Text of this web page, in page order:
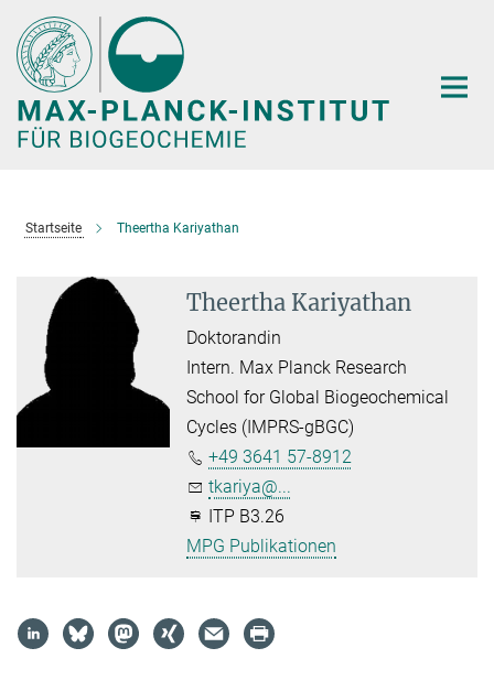
Hauptinhalt
Startseite Theertha Kariyathan
Theertha Kariyathan
Doktorandin
Intern. Max Planck Research
School for Global Biogeochemical
Cycles (IMPRS-gBGC)
+49 3641 57-8912
tkariya@...
ITP B3.26
MPG Publikationen